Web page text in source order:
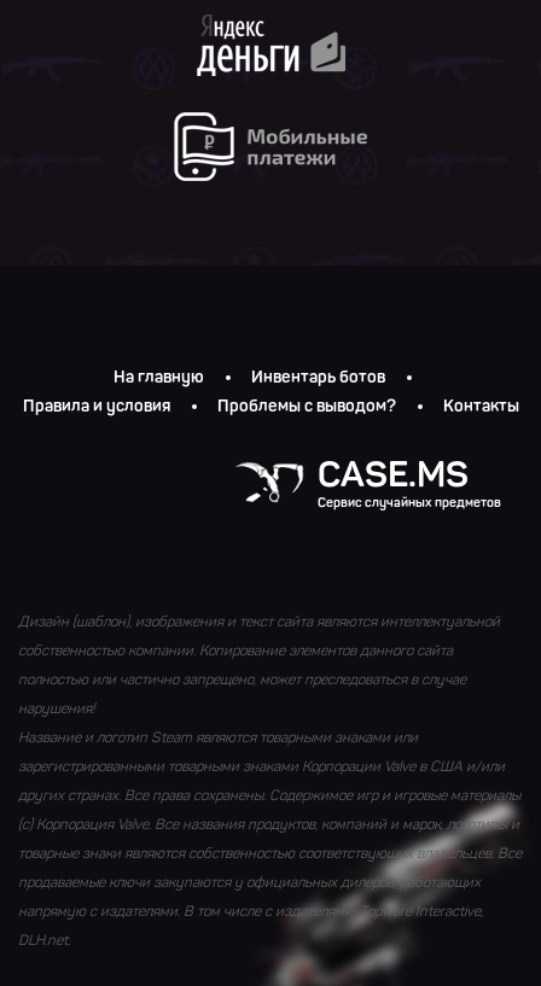
На главную
Инвентарь ботов
Правила и условия
Проблемы с выводом? Контакты
CASE.MS
Сервис случайных предметов
Дизайн (шаблон), изображения и текст сайта являются интеллектуальной
собственностью компании. Копирование элементов данного сайта
полностью или частично запрещено, может преследоваться в случае
нарушения!
Название и логотип Steam являются товарными знаками или
зарегистрированными товарными знаками Корпорации Valve в США и/или
других странах. Все права сохранены. Содержимое игр и игровые материалы
(с) Корпорация Valve. Все названия продуктов, компаний и марок, логотипы и
товарные знаки являются собственностью соответствующих владельцев. Все
продаваемые ключи закупаются у официальных дилеров, работающих
напрямую с издателями. В том числе с издателями: Topware Interactive,
DLH.net.